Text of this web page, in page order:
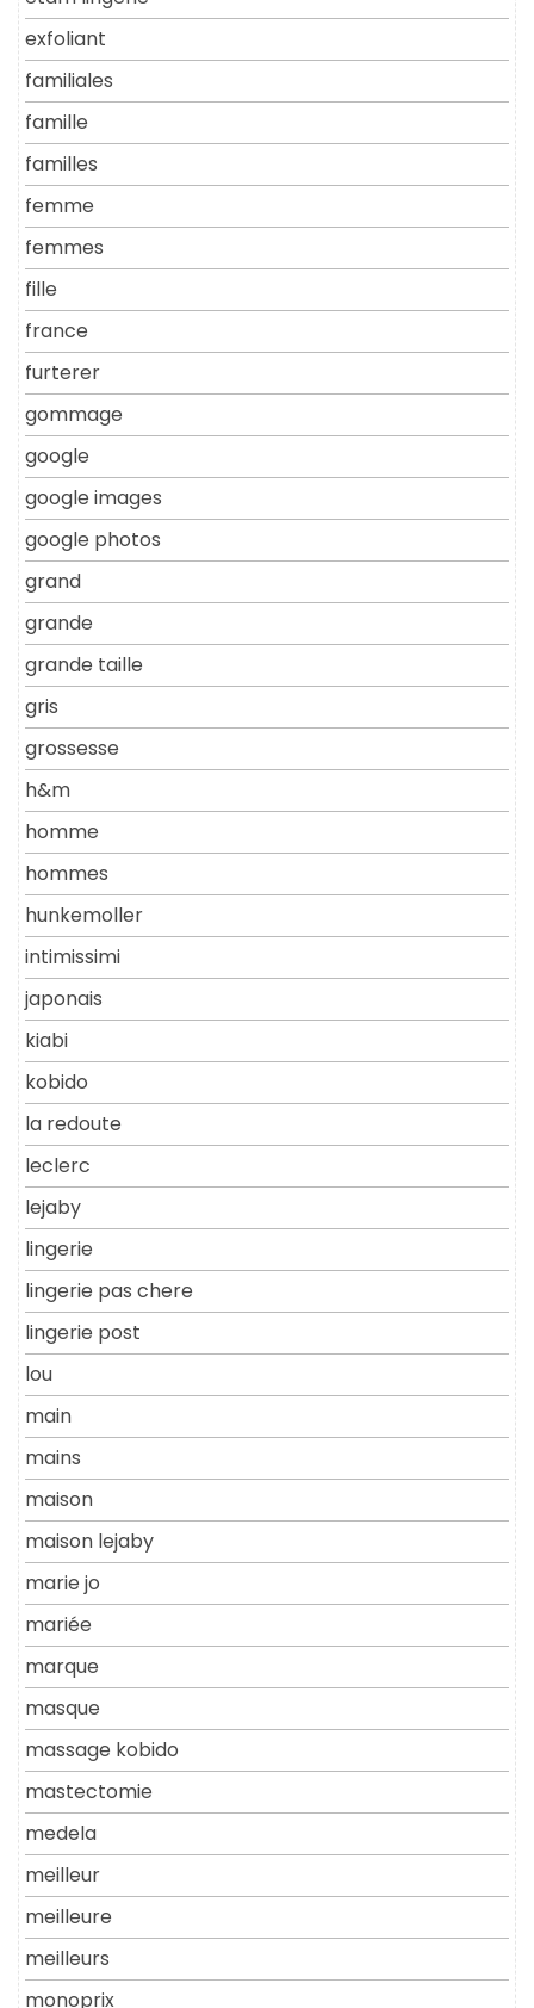
exfoliant
familiales
famille
familles
femme
femmes
fille
france
furterer
gommage
google
google images
google photos
grand
grande
grande taille
gris
grossesse
h&m
homme
hommes
hunkemoller
intimissimi
japonais
kiabi
kobido
la redoute
leclerc
lejaby
lingerie
lingerie pas chere
lingerie post
lou
main
mains
maison
maison lejaby
marie jo
mariée
marque
masque
massage kobido
mastectomie
medela
meilleur
meilleure
meilleurs
monoprix